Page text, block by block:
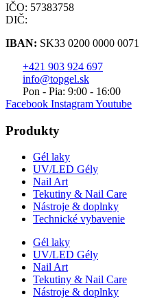
IČO: 57383758
DIČ:
IBAN: SK33 0200 0000 0071
+421 903 924 697
info@topgel.sk
Pon - Pia: 9:00 - 16:00
Facebook InstagramYoutube
Produkty
Gél laky
UV/LED Gély
Nail Art
Tekutiny & Nail Care
Nástroje & doplnky
Technické vybavenie
Gél laky
UV/LED Gély
Nail Art
Tekutiny & Nail Care
Nástroje & doplnky